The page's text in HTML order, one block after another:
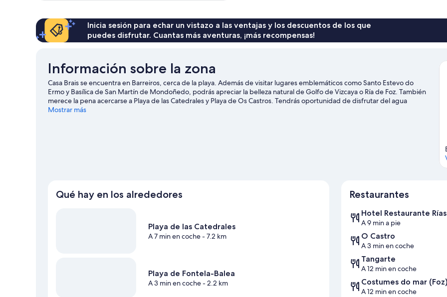
Inicia sesión para echar un vistazo a las ventajas y los descuentos de los que
puedes disfrutar. Cuantas más aventuras, ¡más recompensas!
Información sobre la zona
Casa Brais se encuentra en Barreiros, cerca de la playa. Además de visitar lugares emblemáticos como Santo Estevo do
Ermo y Basílica de San Martín de Mondoñedo, podrás apreciar la belleza natural de Golfo de Vizcaya o Ría de Foz. También
merece la pena acercarse a Playa de las Catedrales y Playa de Os Castros. Tendrás oportunidad de disfrutar del agua
realizando actividades como windsurf o pesca, pero también podrás vivir grandes aventuras practicando la equitación en
Mostrar más
Qué hay en los alrededores
Playa de las Catedrales
A 7 min en coche- 7.2 km
Playa de Fontela-Balea
A 3 min en coche- 2.2 km
Restaurantes
Hotel Restaurante
A 9 min a pie
O Castro
A 3 min en coche
Tangarte
A 12 min en coche
Costumes do mar
A 12 min en coche